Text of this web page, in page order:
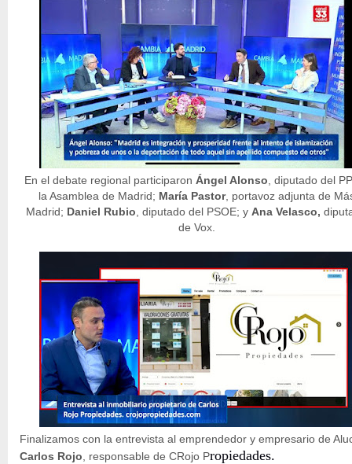
En el debate regional participaron Ángel Alonso, diputado del
la Asamblea de Madrid; María Pastor, portavoz adjunta de
Madrid; Daniel Rubio, diputado del PSOE; y Ana Velasco,
de Vox.
Finalizamos con la entrevista al emprendedor y empresario de
Carlos Rojo, responsable de CRojo Propiedades.